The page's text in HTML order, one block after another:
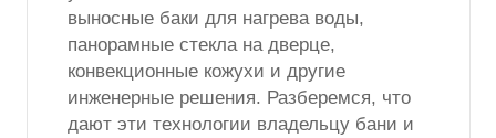
выносные баки для нагрева воды,
панорамные стекла на дверце,
конвекционные кожухи и другие
инженерные решения. Разберемся, что
дают эти технологии владельцу бани и